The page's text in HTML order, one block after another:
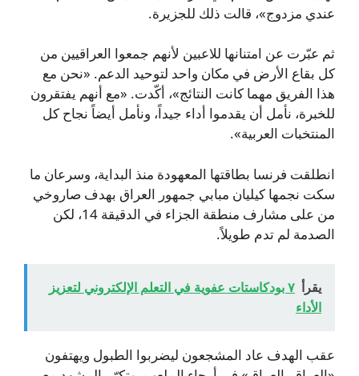
عندي مزدوج»، قالت ذلك للجزيرة.
ثم عبّرت عن امتنانها للاعبين لأنهم جمعوا العراقيين من
كل بقاع الأرض في مكان واحد لتوحيد الدعم. «نحن مع
هذا الفريق مهما كانت النتائج»، أكّدت. «مع أنهم يفتقرون
للخبرة، نأمل أن يقدموا أداء جيداً، ونأمل أيضاً نجاح كل
المنتخبات العربية».
انطلقت فرنسا بطاقتها المعهودة منذ البداية، وسرعان ما
سكت نجمها كيليان مبابي جمهور العراق بهدف صاروخي
من على مشارف منطقة الجزاء في الدقيقة 14، لكن
الصدمة لم تدم طويلاً.
يقرأ
٧ بودكاستات عفوية في التعلم الإلكتروني لتعزيز
الأداء
عقب الهدف عاد المشجعون ليضربوا الطبول ويهتفون